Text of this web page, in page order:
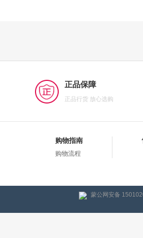
正品保障
正品行货 放心选购
购物指南
购物流程
蒙公网安备